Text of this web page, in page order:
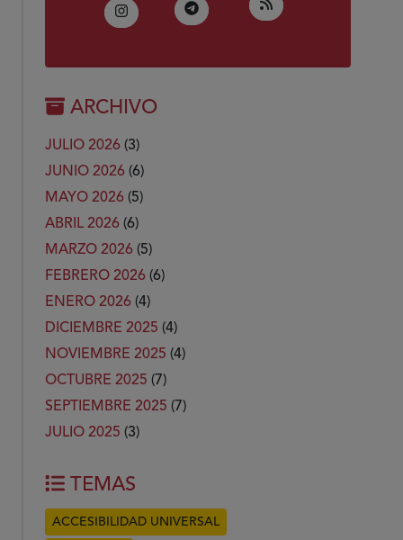
Instagram
(Abre en nueva ventana)
Telegram
(Abre en nueva ventana)
RSS
(Abre en nueva
ARCHIVO
JULIO 2026 (3)
JUNIO 2026 (6)
MAYO 2026 (5)
ABRIL 2026 (6)
MARZO 2026 (5)
FEBRERO 2026 (6)
ENERO 2026 (4)
DICIEMBRE 2025 (4)
NOVIEMBRE 2025 (4)
OCTUBRE 2025 (7)
SEPTIEMBRE 2025 (7)
JULIO 2025 (3)
TEMAS
ACCESIBILIDAD UNIVERSAL